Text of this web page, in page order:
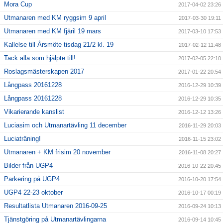
Mora Cup 2017-04-02 23:26
Utmanaren med KM ryggsim 9 april 2017-03-30 19:11
Utmanaren med KM fjäril 19 mars 2017-03-10 17:53
Kallelse till Årsmöte tisdag 21/2 kl. 19 2017-02-12 11:48
Tack alla som hjälpte till! 2017-02-05 22:10
Roslagsmästerskapen 2017 2017-01-22 20:54
Långpass 20161228 2016-12-29 10:39
Långpass 20161228 2016-12-29 10:35
Vikarierande kanslist 2016-12-12 13:26
Luciasim och Utmanartävling 11 december 2016-11-29 20:03
Luciaträning! 2016-11-15 23:02
Utmanaren + KM frisim 20 november 2016-11-08 20:27
Bilder från UGP4 2016-10-22 20:45
Parkering på UGP4 2016-10-20 17:54
UGP4 22-23 oktober 2016-10-17 00:19
Resultatlista Utmanaren 2016-09-25 2016-09-24 10:13
Tjänstgöring på Utmanartävlingarna 2016-09-14 10:45